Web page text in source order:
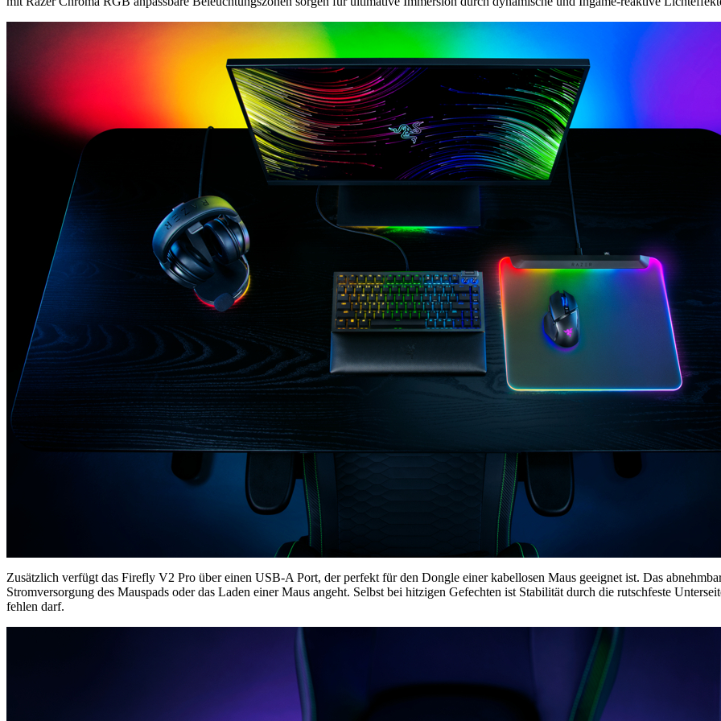
Zusätzlich verfügt das Firefly V2 Pro über einen USB-A Port, der perfekt für den Dongle einer kabellosen Maus geeignet ist. Das
Stromversorgung des Mauspads oder das Laden einer Maus angeht. Selbst bei hitzigen Gefechten ist Stabilität durch die rutschfeste
fehlen darf.